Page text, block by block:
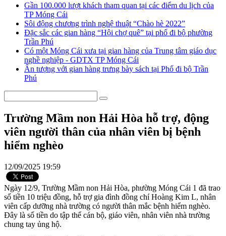
Gần 100.000 lượt khách tham quan tại các điểm du lịch của
TP Móng Cái
Sôi động chương trình nghệ thuật “Chào hè 2022”
Đặc sắc các gian hàng “Hội chợ quê” tại phố đi bộ phường
Trần Phú
Có một Móng Cái xưa tại gian hàng của Trung tâm giáo dục
nghề nghiệp - GDTX TP Móng Cái
Ấn tượng với gian hàng trưng bày sách tại Phố đi bộ Trần
Phú
Trường Mầm non Hải Hòa hỗ trợ, động
viên người thân của nhân viên bị bệnh
hiểm nghèo
12/09/2025 19:59
Ngày 12/9, Trường Mầm non Hải Hòa, phường Móng Cái 1 đã trao
số tiền 10 triệu đồng, hỗ trợ gia đình đồng chí Hoàng Kim L, nhân
viên cấp dưỡng nhà trường có người thân mắc bệnh hiểm nghèo.
Đây là số tiền do tập thể cán bộ, giáo viên, nhân viên nhà trường
chung tay ủng hộ.